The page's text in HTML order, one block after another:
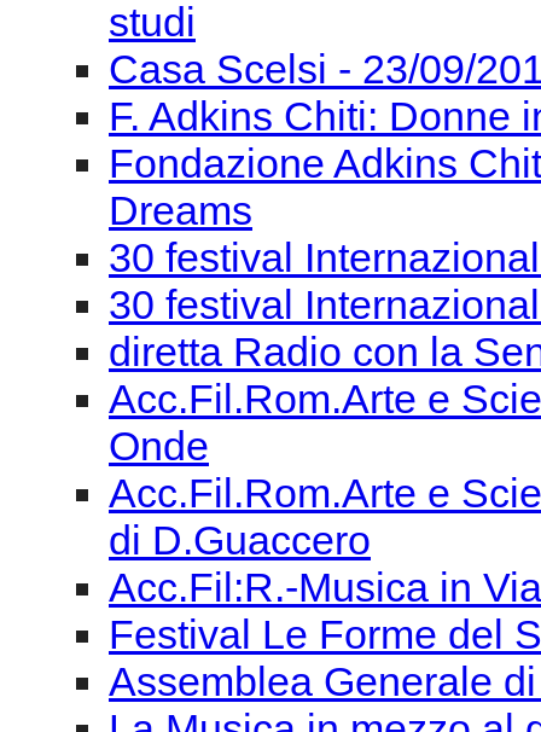
studi
Casa Scelsi - 23/09/
F. Adkins Chiti: Donne
Fondazione Adkins
Dreams
30 festival
30 festival
diretta Radio con la
Acc.Fil.Rom.Arte e
Onde
Acc.Fil.Rom.Arte e
di D.Guaccero
Acc.Fil:R.-Musica in
Festival Le Forme del
Assemblea Generale